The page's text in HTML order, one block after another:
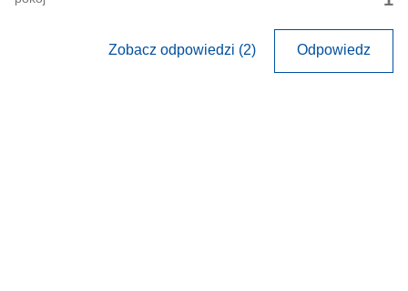
Zobacz odpowiedzi (2) Odpowiedz